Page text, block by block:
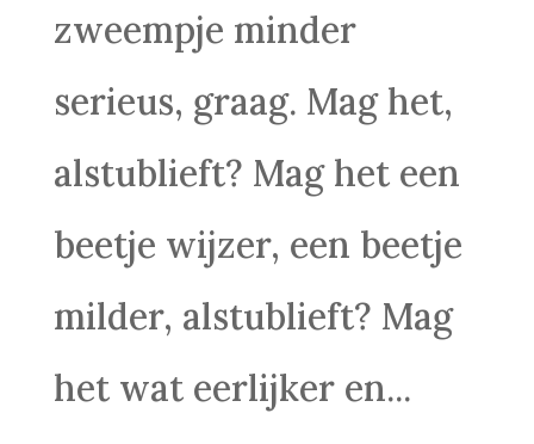
zweempje minder
serieus, graag. Mag het,
alstublieft? Mag het een
beetje wijzer, een beetje
milder, alstublieft? Mag
het wat eerlijker en...